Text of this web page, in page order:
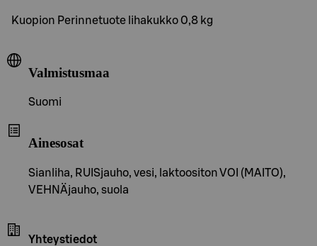
Kuopion Perinnetuote lihakukko 0,8 kg
Valmistusmaa
Suomi
Ainesosat
Sianliha, RUISjauho, vesi, laktoositon VOI (MAITO),
VEHNÄjauho, suola
Yhteystiedot